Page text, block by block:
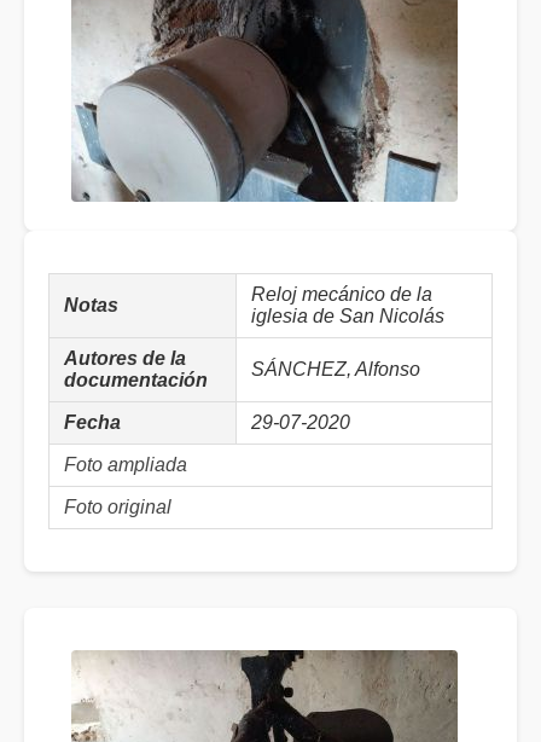
Notas
Reloj mecánico de la
iglesia de San Nicolás
Autores de la
documentación
SÁNCHEZ, Alfonso
Fecha 29-07-2020
Foto ampliada
Foto original